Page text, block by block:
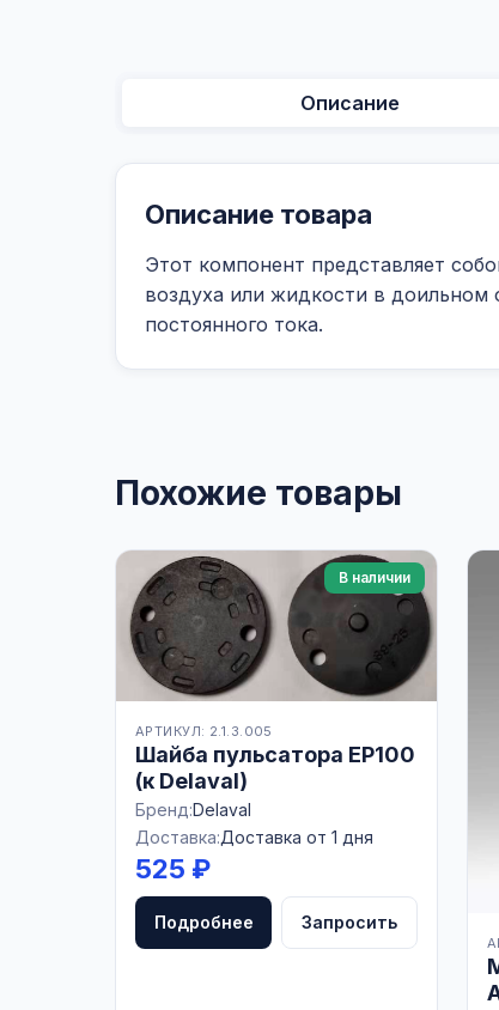
Описание
Описание товара
Этот компонент представляет
воздуха или жидкости в доильном
постоянного тока.
Похожие товары
В наличии
АРТИКУЛ: 2.1.3.005
Шайба пульсатора EP100
(к Delaval)
Бренд:Delaval
Доставка:Доставка от 1 дня
525 ₽
Подробнее Запросить